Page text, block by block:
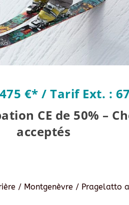
€* / Tarif Ext. :
CE de 50% –
acceptés
/ Montgenèvre / Pragelatto